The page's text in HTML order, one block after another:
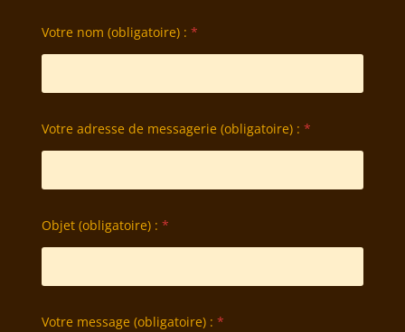
Votre nom (obligatoire) : *
Votre adresse de messagerie (obligatoire) : *
Objet (obligatoire) : *
Votre message (obligatoire) : *